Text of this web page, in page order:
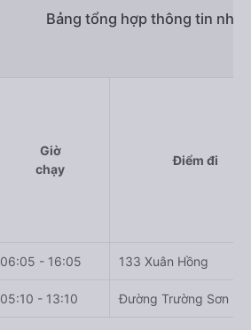
Bảng tổng hợp thông tin nhà
Giờ
chạy
Điểm đi
06:05 - 16:05 133 Xuân Hồng
05:10 - 13:10 Đường Trường Sơn